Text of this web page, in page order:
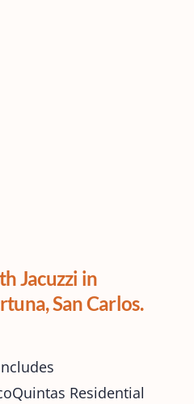
Jacuzzi in
San Carlos.
Residential